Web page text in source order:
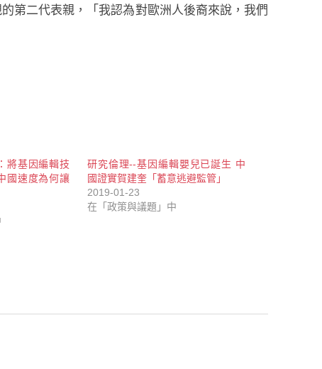
第二代表親，「我認為對歐洲人後裔來說，我們
將基因編輯技
國速度為何讓
研究倫理--基因編輯嬰兒已誕生 中
國證實賀建奎「蓄意逃避監管」
2019-01-23
在「政策與議題」中